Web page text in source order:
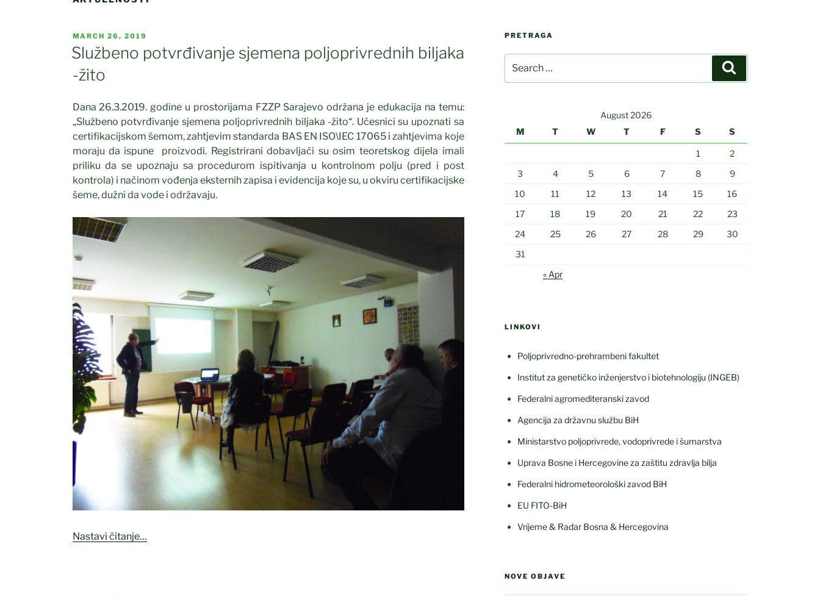
POSTED
ON
MARCH 26, 2019
Službeno potvrđivanje sjemena poljoprivrednih biljaka
-žito
Dana 26.3.2019. godine u prostorijama FZZP Sarajevo održana je edukacija na temu:
„Službeno potvrđivanje sjemena poljoprivrednih biljaka -žito“. Učesnici su upoznati sa
certifikacijskom šemom, zahtjevim standarda BAS EN ISO\IEC 17065 i zahtjevima koje
moraju da ispune proizvodi. Registrirani dobavljači su osim teoretskog dijela imali
priliku da se upoznaju sa procedurom ispitivanja u kontrolnom polju (pred i post
kontrola) i načinom vođenja eksternih zapisa i evidencija koje su, u okviru certifikacijske
šeme, dužni da vode i održavaju.
Nastavi čitanje…“Službeno
PRETRAGA
for:
August 2026
M
T W T F S S
1
2
3
4 5 6 7 8
9
10
11 12 13 14 15
16
17
18 19 20 21 22
23
24
25 26 27 28 29
30
31
« Apr
LINKOVI
Poljoprivredno-prehrambeni fakultet
Institut za genetičko inženjerstvo i biotehnologiju (INGEB)
Federalni agromediteranski zavod
Agencija za državnu službu BiH
Ministarstvo poljoprivrede, vodoprivrede i šumarstva
Uprava Bosne i Hercegovine za zaštitu zdravlja bilja
Federalni hidrometeorološki zavod BiH
EU FITO-BiH
Vrijeme & Radar Bosna & Hercegovina
NOVE OBJAVE